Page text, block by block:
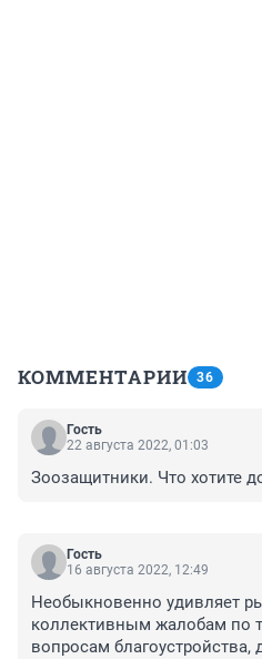
КОММЕНТАРИИ 36
Гость
22 августа 2022, 01:03
Зоозащитники. Что хотите
Гость
16 августа 2022, 12:49
Необыкновенно удивляет
коллективным жалобам по
вопросам благоустройства,